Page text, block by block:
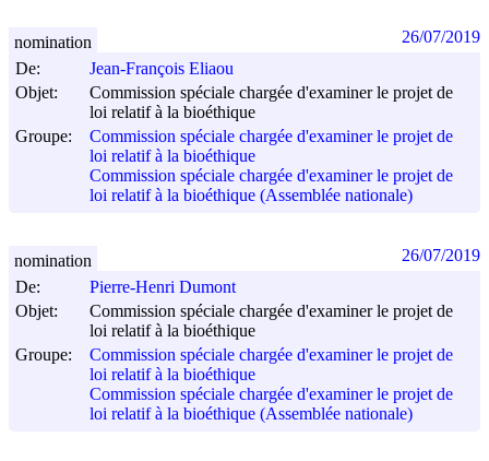
De:
Jean-François Eliaou
Objet:
Commission spéciale chargée d'examiner le projet de
loi relatif à la bioéthique
Groupe:
Commission spéciale chargée d'examiner le projet de
loi relatif à la bioéthique
Commission spéciale chargée d'examiner le projet de
loi relatif à la bioéthique (Assemblée nationale)
nomination 26/07/2019
De:
Pierre-Henri Dumont
Objet:
Commission spéciale chargée d'examiner le projet de
loi relatif à la bioéthique
Groupe:
Commission spéciale chargée d'examiner le projet de
loi relatif à la bioéthique
Commission spéciale chargée d'examiner le projet de
loi relatif à la bioéthique (Assemblée nationale)
nomination 26/07/2019